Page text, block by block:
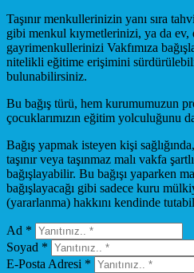
Taşınır menkullerinizin yanı sıra
gibi menkul kıymetlerinizi, ya da ev,
gayrimenkullerinizi Vakfımıza
nitelikli eğitime erişimini
bulunabilirsiniz.
Bu bağış türü, hem kurumumuzun
çocuklarımızın eğitim yolculuğunu
Bağış yapmak isteyen kişi
taşınır veya taşınmaz malı vakfa
bağışlayabilir. Bu bağışı yaparken
bağışlayacağı gibi sadece kuru
(yararlanma) hakkını kendinde
Ad *
Soyad *
E-Posta Adresi *